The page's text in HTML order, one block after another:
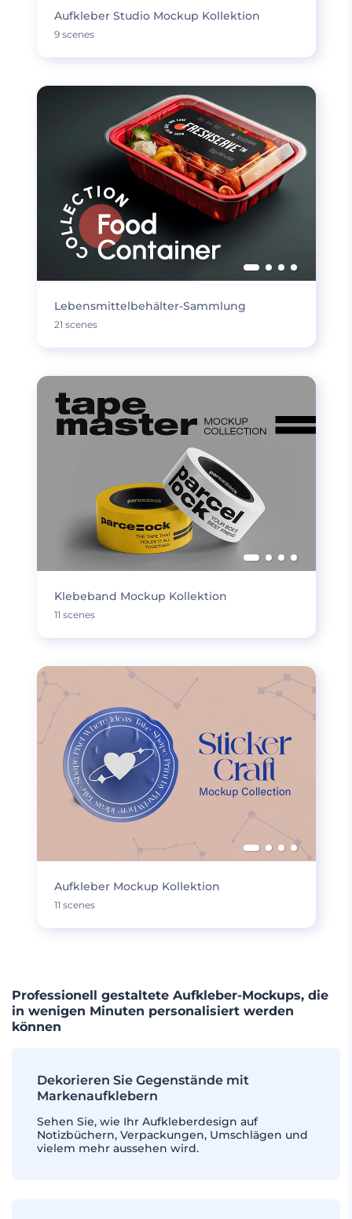
Aufkleber Studio Mockup Kollektion
9 scenes
Lebensmittelbehälter-Sammlung
21 scenes
Klebeband Mockup Kollektion
11 scenes
Aufkleber Mockup Kollektion
11 scenes
Professionell gestaltete Aufkleber-Mockups, die
in wenigen Minuten personalisiert werden
können
Dekorieren Sie Gegenstände mit
Markenaufklebern
Sehen Sie, wie Ihr Aufkleberdesign auf
Notizbüchern, Verpackungen, Umschlägen und
vielem mehr aussehen wird.